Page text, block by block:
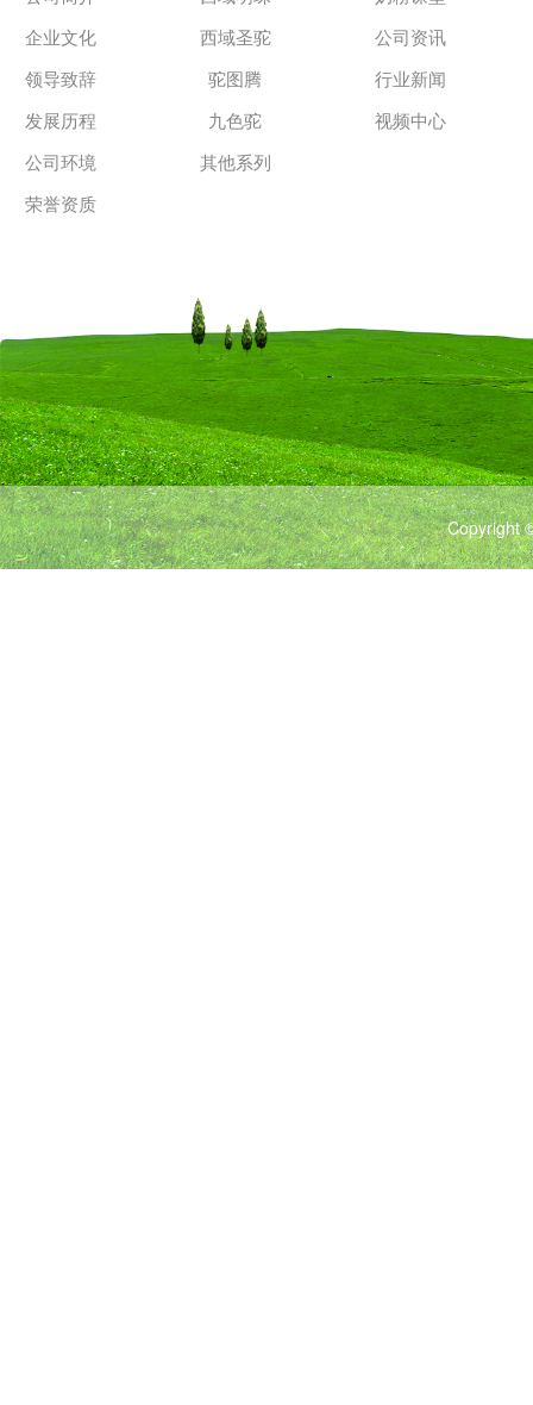
企业文化
领导致辞
发展历程
公司环境
荣誉资质
西域圣驼
驼图腾
九色驼
其他系列
公司资讯
行业新闻
视频中心
Copyright